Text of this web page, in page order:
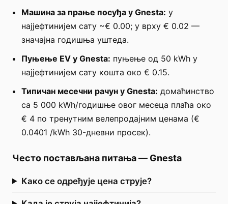
Машина за прање посуђа у Gnesta: у
најјефтинијем сату ~€ 0.00; у врху € 0.02 —
значајна годишња уштеда.
Пуњење EV у Gnesta: пуњење од 50 kWh у
најјефтинијем сату кошта око € 0.15.
Типичан месечни рачун у Gnesta: домаћинство
са 5 000 kWh/годишње овог месеца плаћа око
€ 4 по тренутним велепродајним ценама (€
0.0401 /kWh 30-дневни просек).
Често постављана питања— Gnesta
Како се одређује цена струје?